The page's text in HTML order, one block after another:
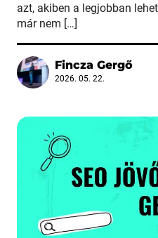
azt, akiben a legjobban
már nem […]
Fincza Gergő
2026. 05. 22.